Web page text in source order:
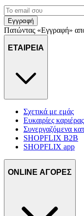
Εγγραφή
Πατώντας «Εγγραφή»
ΕΤΑΙΡΕΙΑ
Σχετικά με εμάς
Ευκαιρίες καριέρας
Συνεργαζόμενα
SHOPFLIX B2B
SHOPFLIX app
ONLINE ΑΓΟΡΕΣ